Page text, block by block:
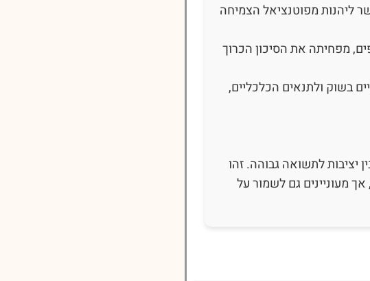
ליהנות מפוטנציאל הצמיחה
מפחיתה את הסיכון הכרוך
בשוק ולתנאים הכלכליים,
יציבות לתשואה גבוהה. זהו
מעוניינים גם לשמור על